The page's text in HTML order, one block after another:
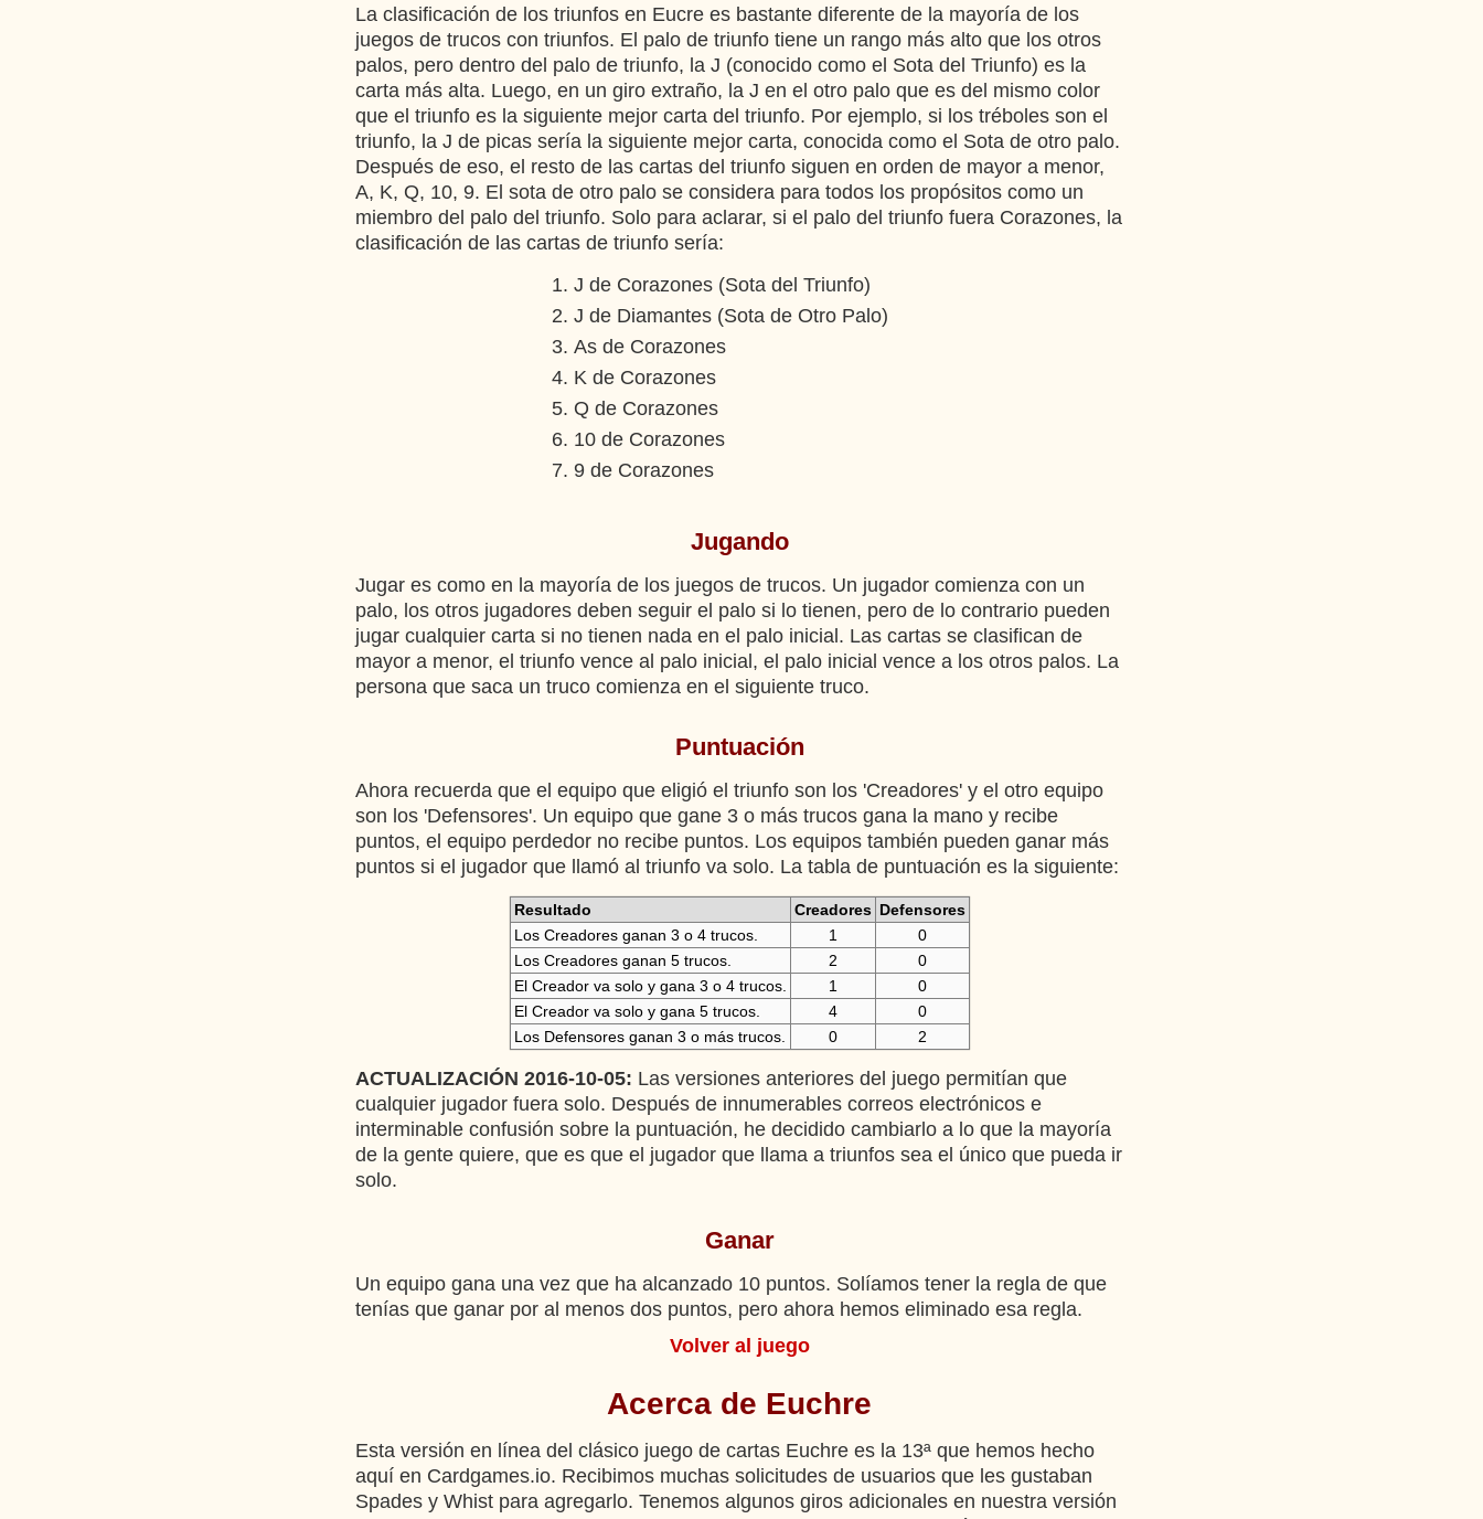
La clasificación de los triunfos en Eucre es bastante diferente de la mayoría de los
juegos de trucos con triunfos. El palo de triunfo tiene un rango más alto que los otros
palos, pero dentro del palo de triunfo, la J (conocido como el Sota del Triunfo) es la
carta más alta. Luego, en un giro extraño, la J en el otro palo que es del mismo color
que el triunfo es la siguiente mejor carta del triunfo. Por ejemplo, si los tréboles son el
triunfo, la J de picas sería la siguiente mejor carta, conocida como el Sota de otro palo.
Después de eso, el resto de las cartas del triunfo siguen en orden de mayor a menor,
A, K, Q, 10, 9. El sota de otro palo se considera para todos los propósitos como un
miembro del palo del triunfo. Solo para aclarar, si el palo del triunfo fuera Corazones, la
clasificación de las cartas de triunfo sería:
J de Corazones (Sota del Triunfo)
J de Diamantes (Sota de Otro Palo)
As de Corazones
K de Corazones
Q de Corazones
10 de Corazones
9 de Corazones
Jugando
Jugar es como en la mayoría de los juegos de trucos. Un jugador comienza con un
palo, los otros jugadores deben seguir el palo si lo tienen, pero de lo contrario pueden
jugar cualquier carta si no tienen nada en el palo inicial. Las cartas se clasifican de
mayor a menor, el triunfo vence al palo inicial, el palo inicial vence a los otros palos. La
persona que saca un truco comienza en el siguiente truco.
Puntuación
Ahora recuerda que el equipo que eligió el triunfo son los 'Creadores' y el otro equipo
son los 'Defensores'. Un equipo que gane 3 o más trucos gana la mano y recibe
puntos, el equipo perdedor no recibe puntos. Los equipos también pueden ganar más
puntos si el jugador que llamó al triunfo va solo. La tabla de puntuación es la siguiente:
Resultado Creadores Defensores
Los Creadores ganan 3 o 4 trucos.
1
0
Los Creadores ganan 5 trucos.
2
0
El Creador va solo y gana 3 o 4 trucos.
1
0
El Creador va solo y gana 5 trucos.
4
0
Los Defensores ganan 3 o más trucos.
0 2
ACTUALIZACIÓN 2016-10-05: Las versiones anteriores del juego permitían que
cualquier jugador fuera solo. Después de innumerables correos electrónicos e
interminable confusión sobre la puntuación, he decidido cambiarlo a lo que la mayoría
de la gente quiere, que es que el jugador que llama a triunfos sea el único que pueda ir
solo.
Ganar
Un equipo gana una vez que ha alcanzado 10 puntos. Solíamos tener la regla de que
tenías que ganar por al menos dos puntos, pero ahora hemos eliminado esa regla.
Volver al juego
Acerca de Euchre
Esta versión en línea del clásico juego de cartas Euchre es la 13ª que hemos hecho
aquí en Cardgames.io. Recibimos muchas solicitudes de usuarios que les gustaban
Spades y Whist para agregarlo. Tenemos algunos giros adicionales en nuestra versión